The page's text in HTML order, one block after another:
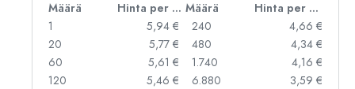
Määrä Hinta per kpl Määrä
Hinta per kpl
1
5,94 €
20
5,77 €
60
5,61 €
120
5,46 €
240
4,66 €
480
4,34 €
1.740
4,16 €
6.880
3,59 €